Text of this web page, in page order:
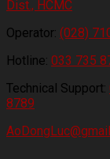
Dist., HCMC
Operator: (028)
Hotline: 033 735
Technical Support:
8789